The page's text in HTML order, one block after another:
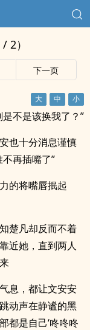
2）
下一页
不是该换我了？”
也十分消息谨慎
再插嘴了”
的将嘴唇抿起
楚凡却反而不着
近她，直到两人
息，都让文安安
动声在静谧的黑
都是自己‘咚咚咚